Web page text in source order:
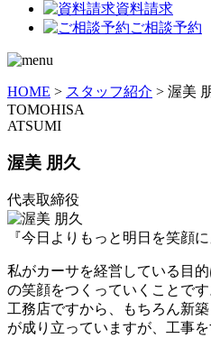
資料請求
ご相談予約
HOME > スタッフ紹介 > 渥美
TOMOHISA
ATSUMI
渥美 朋久
代表取締役
『今日よりもっと明日を笑顔に
私がカーサを経営している目
の笑顔をつくっていくことです
工務店ですから、もちろん新
が成り立っていますが、工事